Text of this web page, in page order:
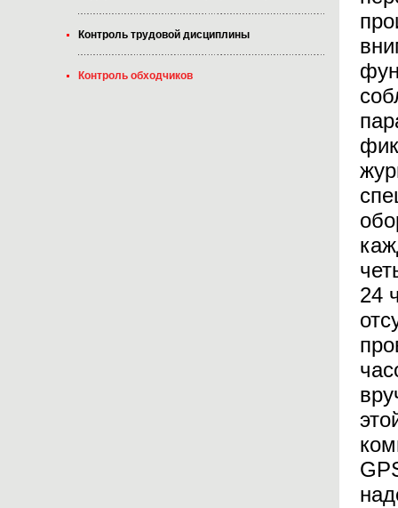
Контроль трудовой дисциплины
Контроль обходчиков
24